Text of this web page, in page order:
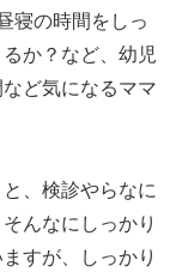
寝の時間をしっ
か？など、幼児
ど気になるママ
、検診やらなに
んなにしっかり
すが、しっかり